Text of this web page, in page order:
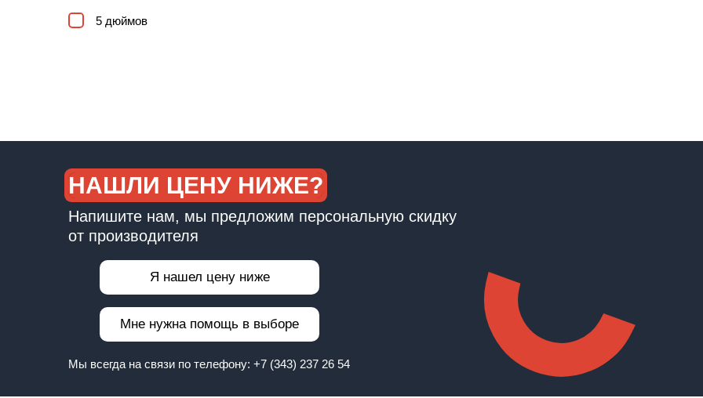
5 дюймов
НАШЛИ ЦЕНУ НИЖЕ?
Напишите нам, мы предложим персональную скидку
от производителя
Я нашел цену ниже
Мне нужна помощь в выборе
Мы всегда на связи по телефону: +7 (343) 237 26 54